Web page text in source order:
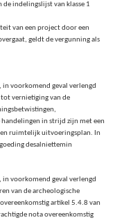
indelingslijst van klasse 1
van een project door een
geldt de vergunning als
in voorkomend geval verlengd
vernietiging van de
in strijd zijn met een
ruimtelijk uitvoeringsplan. In
desalniettemin
voorkomend geval verlengd
van de archeologische
artikel 5.4.8 van
nota overeenkomstig